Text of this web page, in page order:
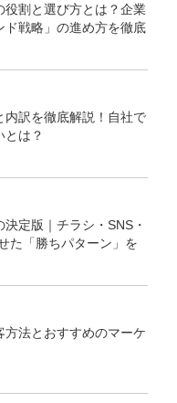
役割と選び方とは？企業
ド戦略」の進め方を徹底
内訳を徹底解説！自社で
とは？
定版｜チラシ・SNS・
た「勝ちパターン」を
法とおすすめのマーケ